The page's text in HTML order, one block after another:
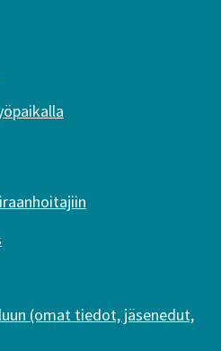
(omat tiedot, jäsenedut,